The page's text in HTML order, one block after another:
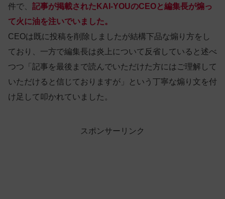
件で、 記事が掲載されたKAI-YOUのCEOと編集長が煽っ
て火に油を注いでいました。
CEOは既に投稿を削除しましたが結構下品な煽り方をし
ており、一方で編集長は炎上について反省していると述べ
つつ「記事を最後まで読んでいただけた方にはご理解して
いただけると信じておりますが」という丁寧な煽り文を付
け足して叩かれていました。
スポンサーリンク